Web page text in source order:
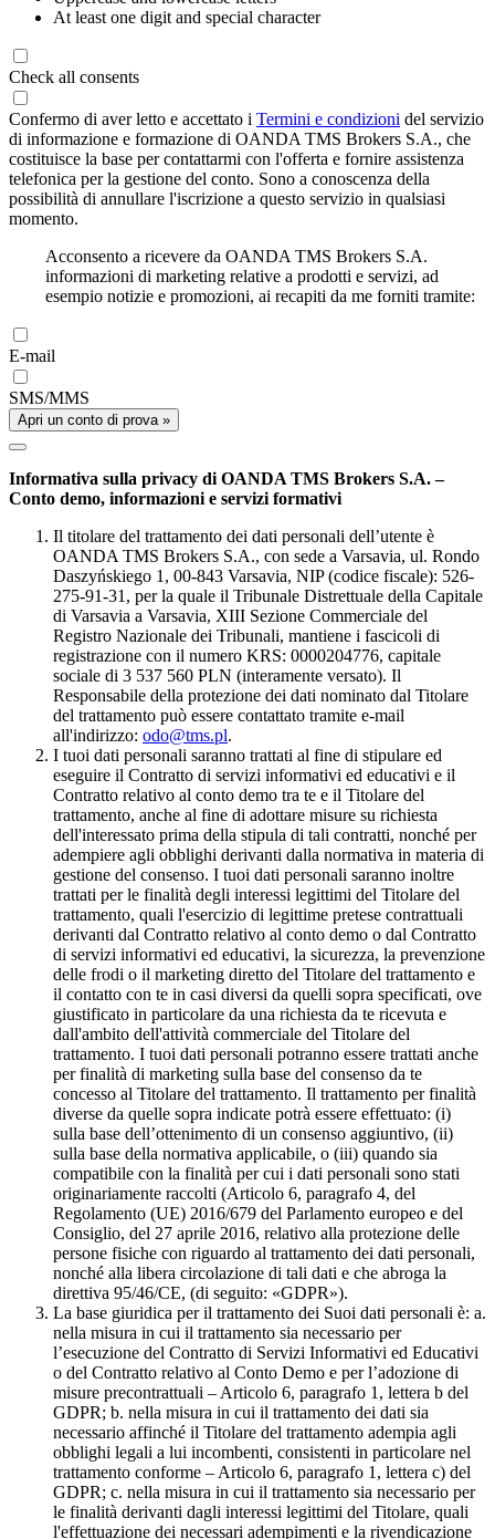
At least one digit and special character
Check all consents
Confermo di aver letto e accettato i Termini e condizioni del servizio
di informazione e formazione di OANDA TMS Brokers S.A., che
costituisce la base per contattarmi con l'offerta e fornire assistenza
telefonica per la gestione del conto. Sono a conoscenza della
possibilità di annullare l'iscrizione a questo servizio in qualsiasi
momento.
Acconsento a ricevere da OANDA TMS Brokers S.A.
informazioni di marketing relative a prodotti e servizi, ad
esempio notizie e promozioni, ai recapiti da me forniti tramite:
E-mail
SMS/MMS
Apri un conto di prova »
Informativa sulla privacy di OANDA TMS Brokers S.A. –
Conto demo, informazioni e servizi formativi
Il titolare del trattamento dei dati personali dell’utente è
OANDA TMS Brokers S.A., con sede a Varsavia, ul. Rondo
Daszyńskiego 1, 00-843 Varsavia, NIP (codice fiscale): 526-
275-91-31, per la quale il Tribunale Distrettuale della Capitale
di Varsavia a Varsavia, XIII Sezione Commerciale del
Registro Nazionale dei Tribunali, mantiene i fascicoli di
registrazione con il numero KRS: 0000204776, capitale
sociale di 3 537 560 PLN (interamente versato). Il
Responsabile della protezione dei dati nominato dal Titolare
del trattamento può essere contattato tramite e-mail
all'indirizzo: odo@tms.pl.
I tuoi dati personali saranno trattati al fine di stipulare ed
eseguire il Contratto di servizi informativi ed educativi e il
Contratto relativo al conto demo tra te e il Titolare del
trattamento, anche al fine di adottare misure su richiesta
dell'interessato prima della stipula di tali contratti, nonché per
adempiere agli obblighi derivanti dalla normativa in materia di
gestione del consenso. I tuoi dati personali saranno inoltre
trattati per le finalità degli interessi legittimi del Titolare del
trattamento, quali l'esercizio di legittime pretese contrattuali
derivanti dal Contratto relativo al conto demo o dal Contratto
di servizi informativi ed educativi, la sicurezza, la prevenzione
delle frodi o il marketing diretto del Titolare del trattamento e
il contatto con te in casi diversi da quelli sopra specificati, ove
giustificato in particolare da una richiesta da te ricevuta e
dall'ambito dell'attività commerciale del Titolare del
trattamento. I tuoi dati personali potranno essere trattati anche
per finalità di marketing sulla base del consenso da te
concesso al Titolare del trattamento. Il trattamento per finalità
diverse da quelle sopra indicate potrà essere effettuato: (i)
sulla base dell’ottenimento di un consenso aggiuntivo, (ii)
sulla base della normativa applicabile, o (iii) quando sia
compatibile con la finalità per cui i dati personali sono stati
originariamente raccolti (Articolo 6, paragrafo 4, del
Regolamento (UE) 2016/679 del Parlamento europeo e del
Consiglio, del 27 aprile 2016, relativo alla protezione delle
persone fisiche con riguardo al trattamento dei dati personali,
nonché alla libera circolazione di tali dati e che abroga la
direttiva 95/46/CE, (di seguito: «GDPR»).
La base giuridica per il trattamento dei Suoi dati personali è: a.
nella misura in cui il trattamento sia necessario per
l’esecuzione del Contratto di Servizi Informativi ed Educativi
o del Contratto relativo al Conto Demo e per l’adozione di
misure precontrattuali – Articolo 6, paragrafo 1, lettera b del
GDPR; b. nella misura in cui il trattamento dei dati sia
necessario affinché il Titolare del trattamento adempia agli
obblighi legali a lui incombenti, consistenti in particolare nel
trattamento conforme – Articolo 6, paragrafo 1, lettera c) del
GDPR; c. nella misura in cui il trattamento sia necessario per
le finalità derivanti dagli interessi legittimi del Titolare, quali
l'effettuazione dei necessari adempimenti e la rivendicazione